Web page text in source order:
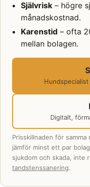
Självrisk– högre
månadskostnad.
Karenstid– ofta
mellan bolagen.
Digitalt,
Prisskillnaden för
jämför minst ett par
sjukdom och skada, inte
tandstenssanering.